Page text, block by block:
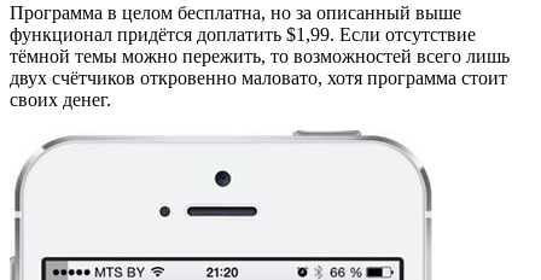
Программа в целом бесплатна, но за описанный выше
функционал придётся доплатить $1,99. Если отсутствие
тёмной темы можно пережить, то возможностей всего лишь
двух счётчиков откровенно маловато, хотя программа стоит
своих денег.